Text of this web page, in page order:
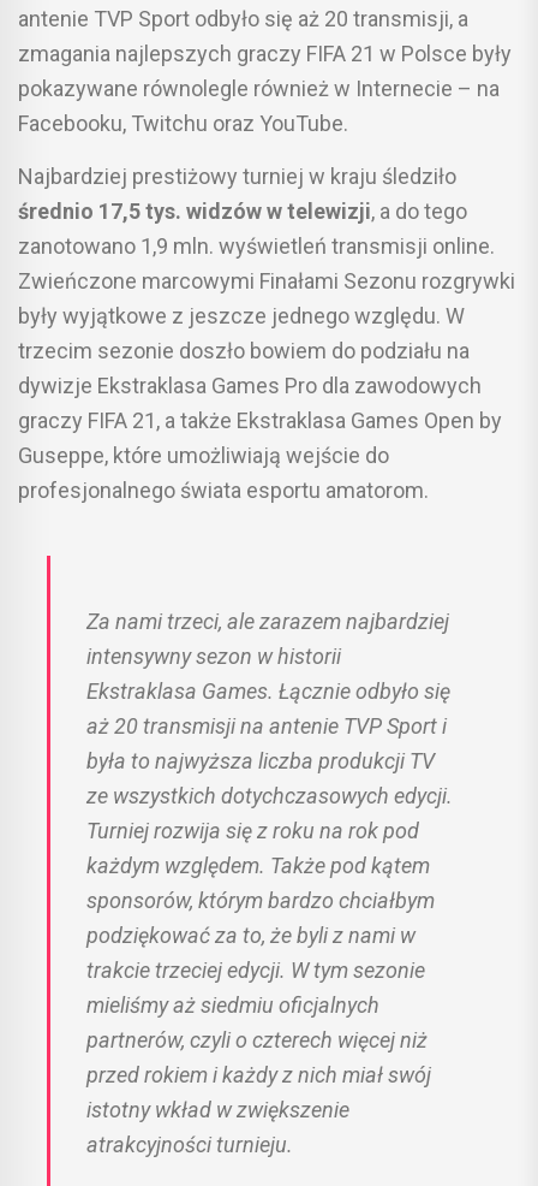
antenie TVP Sport odbyło się aż 20 transmisji, a
zmagania najlepszych graczy FIFA 21 w Polsce były
pokazywane równolegle również w Internecie – na
Facebooku, Twitchu oraz YouTube.
Najbardziej prestiżowy turniej w kraju śledziło
średnio 17,5 tys. widzów w telewizji, a do tego
zanotowano 1,9 mln. wyświetleń transmisji online.
Zwieńczone marcowymi Finałami Sezonu rozgrywki
były wyjątkowe z jeszcze jednego względu. W
trzecim sezonie doszło bowiem do podziału na
dywizje Ekstraklasa Games Pro dla zawodowych
graczy FIFA 21, a także Ekstraklasa Games Open by
Guseppe, które umożliwiają wejście do
profesjonalnego świata esportu amatorom.
Za nami trzeci, ale zarazem najbardziej
intensywny sezon w historii
Ekstraklasa Games. Łącznie odbyło się
aż 20 transmisji na antenie TVP Sport i
była to najwyższa liczba produkcji TV
ze wszystkich dotychczasowych edycji.
Turniej rozwija się z roku na rok pod
każdym względem. Także pod kątem
sponsorów, którym bardzo chciałbym
podziękować za to, że byli z nami w
trakcie trzeciej edycji. W tym sezonie
mieliśmy aż siedmiu oficjalnych
partnerów, czyli o czterech więcej niż
przed rokiem i każdy z nich miał swój
istotny wkład w zwiększenie
atrakcyjności turnieju.